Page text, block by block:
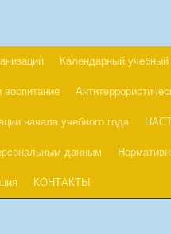
Календарный
воспитание
начала учебного года
данным
КОНТАКТЫ